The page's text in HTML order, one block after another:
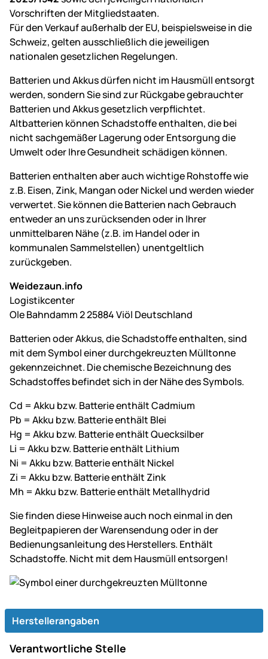
Vorschriften der Mitgliedstaaten.
Für den Verkauf außerhalb der EU, beispielsweise in die
Schweiz, gelten ausschließlich die jeweiligen
nationalen gesetzlichen Regelungen.
Batterien und Akkus dürfen nicht im Hausmüll entsorgt
werden, sondern Sie sind zur Rückgabe gebrauchter
Batterien und Akkus gesetzlich verpflichtet.
Altbatterien können Schadstoffe enthalten, die bei
nicht sachgemäßer Lagerung oder Entsorgung die
Umwelt oder Ihre Gesundheit schädigen können.
Batterien enthalten aber auch wichtige Rohstoffe wie
z.B. Eisen, Zink, Mangan oder Nickel und werden wieder
verwertet. Sie können die Batterien nach Gebrauch
entweder an uns zurücksenden oder in Ihrer
unmittelbaren Nähe (z.B. im Handel oder in
kommunalen Sammelstellen) unentgeltlich
zurückgeben.
Weidezaun.info
Logistikcenter
Ole Bahndamm 2 25884 Viöl Deutschland
Batterien oder Akkus, die Schadstoffe enthalten, sind
mit dem Symbol einer durchgekreuzten Mülltonne
gekennzeichnet. Die chemische Bezeichnung des
Schadstoffes befindet sich in der Nähe des Symbols.
Cd = Akku bzw. Batterie enthält Cadmium
Pb = Akku bzw. Batterie enthält Blei
Hg = Akku bzw. Batterie enthält Quecksilber
Li = Akku bzw. Batterie enthält Lithium
Ni = Akku bzw. Batterie enthält Nickel
Zi = Akku bzw. Batterie enthält Zink
Mh = Akku bzw. Batterie enthält Metallhydrid
Sie finden diese Hinweise auch noch einmal in den
Begleitpapieren der Warensendung oder in der
Bedienungsanleitung des Herstellers. Enthält
Schadstoffe. Nicht mit dem Hausmüll entsorgen!
Herstellerangaben
Verantwortliche Stelle